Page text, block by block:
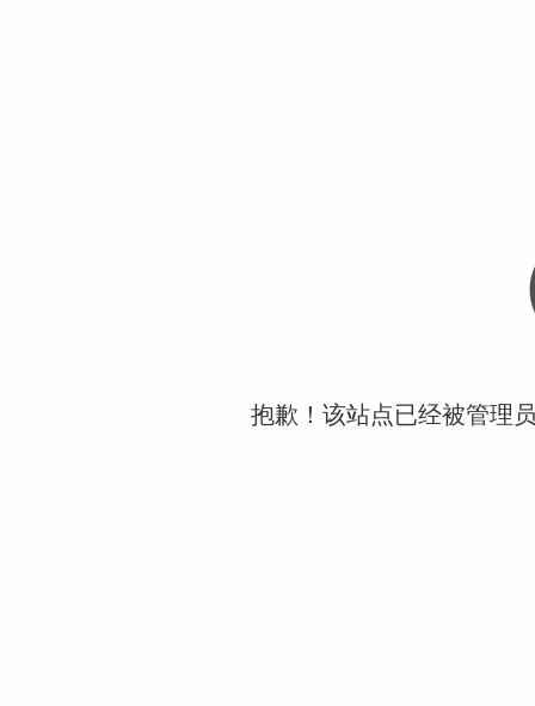
抱歉！该站点已经被管理